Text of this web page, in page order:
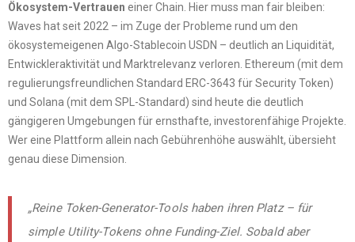
Ökosystem-Vertrauen einer Chain. Hier muss man fair bleiben:
Waves hat seit 2022 – im Zuge der Probleme rund um den
ökosystemeigenen Algo-Stablecoin USDN – deutlich an Liquidität,
Entwickleraktivität und Marktrelevanz verloren. Ethereum (mit dem
regulierungsfreundlichen Standard ERC-3643 für Security Token)
und Solana (mit dem SPL-Standard) sind heute die deutlich
gängigeren Umgebungen für ernsthafte, investorenfähige Projekte.
Wer eine Plattform allein nach Gebührenhöhe auswählt, übersieht
genau diese Dimension.
„Reine Token-Generator-Tools haben ihren Platz – für
simple Utility-Tokens ohne Funding-Ziel. Sobald aber